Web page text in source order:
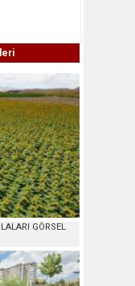
GÖRSEL